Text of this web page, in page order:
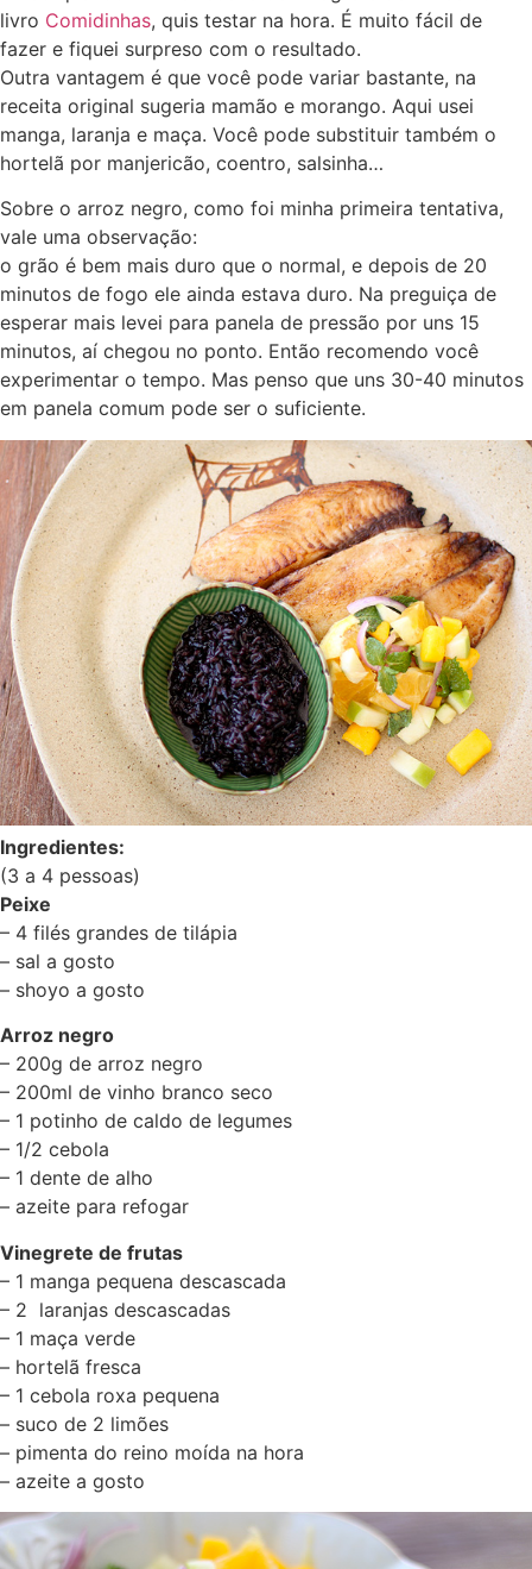
livro Comidinhas, quis testar na hora. É muito fácil de
fazer e fiquei surpreso com o resultado.
Outra vantagem é que você pode variar bastante, na
receita original sugeria mamão e morango. Aqui usei
manga, laranja e maça. Você pode substituir também o
hortelã por manjericão, coentro, salsinha…
Sobre o arroz negro, como foi minha primeira tentativa,
vale uma observação:
o grão é bem mais duro que o normal, e depois de 20
minutos de fogo ele ainda estava duro. Na preguiça de
esperar mais levei para panela de pressão por uns 15
minutos, aí chegou no ponto. Então recomendo você
experimentar o tempo. Mas penso que uns 30-40 minutos
em panela comum pode ser o suficiente.
Ingredientes:
(3 a 4 pessoas)
Peixe
– 4 filés grandes de tilápia
– sal a gosto
– shoyo a gosto
Arroz negro
– 200g de arroz negro
– 200ml de vinho branco seco
– 1 potinho de caldo de legumes
– 1/2 cebola
– 1 dente de alho
– azeite para refogar
Vinegrete de frutas
– 1 manga pequena descascada
– 2 laranjas descascadas
– 1 maça verde
– hortelã fresca
– 1 cebola roxa pequena
– suco de 2 limões
– pimenta do reino moída na hora
– azeite a gosto